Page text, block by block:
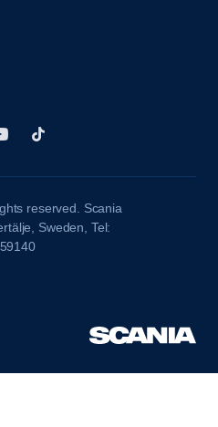
reserved. Scania
Sweden, Tel: